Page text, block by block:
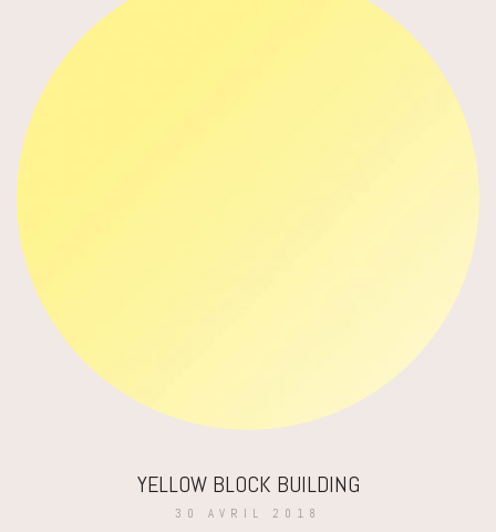
YELLOW BLOCK BUILDING
30 AVRIL 2018